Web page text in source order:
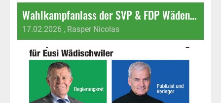
Wahlkampfanlass der SVP & FDP Wädenswil
17.02.2026 , Rasper Nicolas